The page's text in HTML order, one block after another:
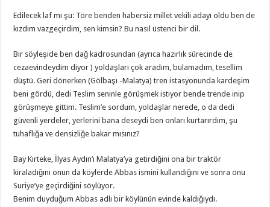
Edilecek laf mı şu: Töre benden habersiz millet vekili adayı oldu ben de
kızdım vazgeçirdim, sen kimsin? Bu nasıl üstenci bir dil.
Bir söyleşide ben dağ kadrosundan (ayrıca hazırlık sürecinde de
cezaevindeydim diyor ) yoldaşları çok aradım, bulamadım, tesellim
düştü. Geri dönerken (Gölbaşı -Malatya) tren istasyonunda kardeşim
beni gördü, dedi Teslim seninle görüşmek istiyor bende trende inip
görüşmeye gittim. Teslim’e sordum, yoldaşlar nerede, o da dedi
güvenli yerdeler, yerlerini bana deseydi ben onları kurtarırdım, şu
tuhaflığa ve densizliğe bakar mısınız?
Bay Kırteke, İlyas Aydın’ı Malatya’ya getirdiğini ona bir traktör
kiraladığını onun da köylerde Abbas ismini kullandığını ve sonra onu
Suriye’ye geçirdiğini söylüyor.
Benim duyduğum Abbas adlı bir köylünün evinde kaldığıydı.